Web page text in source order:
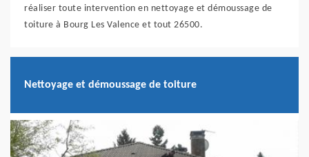
réaliser toute intervention en nettoyage et démoussage de
toiture à Bourg Les Valence et tout 26500.
Nettoyage et démoussage de toiture